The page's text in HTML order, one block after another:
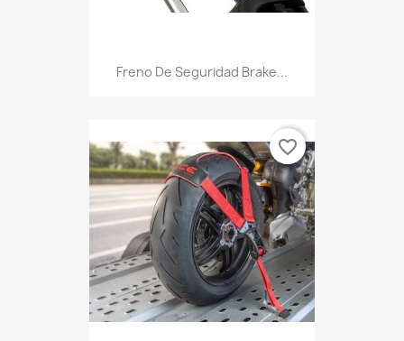
Freno De Seguridad Brake...
favorite_border